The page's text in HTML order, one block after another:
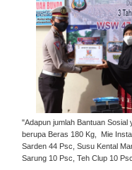
"Adapun jumlah Bantuan
berupa Beras 180 Kg, Mie
Sarden 44 Psc, Susu Kental
Sarung 10 Psc, Teh Clup 10